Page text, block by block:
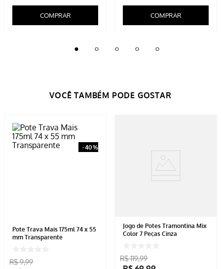
COMPRAR COMPRAR
-40%
Pote Trava Mais 175ml 74 x 55
mm Transparente
R$ 9,99
Jogo de Potes Tramontina Mix
Color 7 Peças Cinza
R$ 119,99